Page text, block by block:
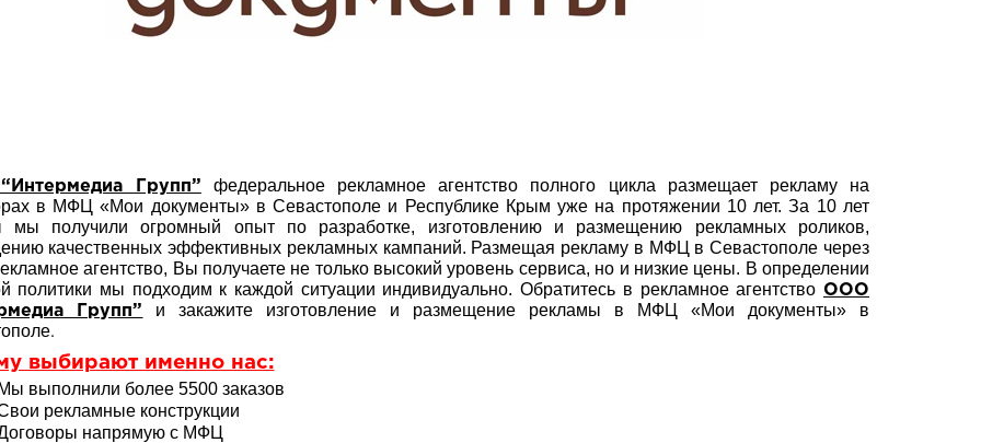
Групп”
федеральное рекламное агентство полного цикла размещает рекламу на
в МФЦ «Мои документы» в Севастополе и Республике Крым уже на протяжении 10 лет. За 10 лет
мы получили огромный опыт по разработке, изготовлению и размещению рекламных роликов,
качественных эффективных рекламных кампаний. Размещая рекламу в МФЦ в Севастополе через
агентство, Вы получаете не только высокий уровень сервиса, но и низкие цены. В определении
политики мы подходим к каждой ситуации индивидуально. Обратитесь в рекламное агентство ООО
Групп”
и закажите изготовление и размещение рекламы в МФЦ «Мои документы» в
.
выбирают именно нас:
выполнили более 5500 заказов
рекламные конструкции
напрямую с МФЦ